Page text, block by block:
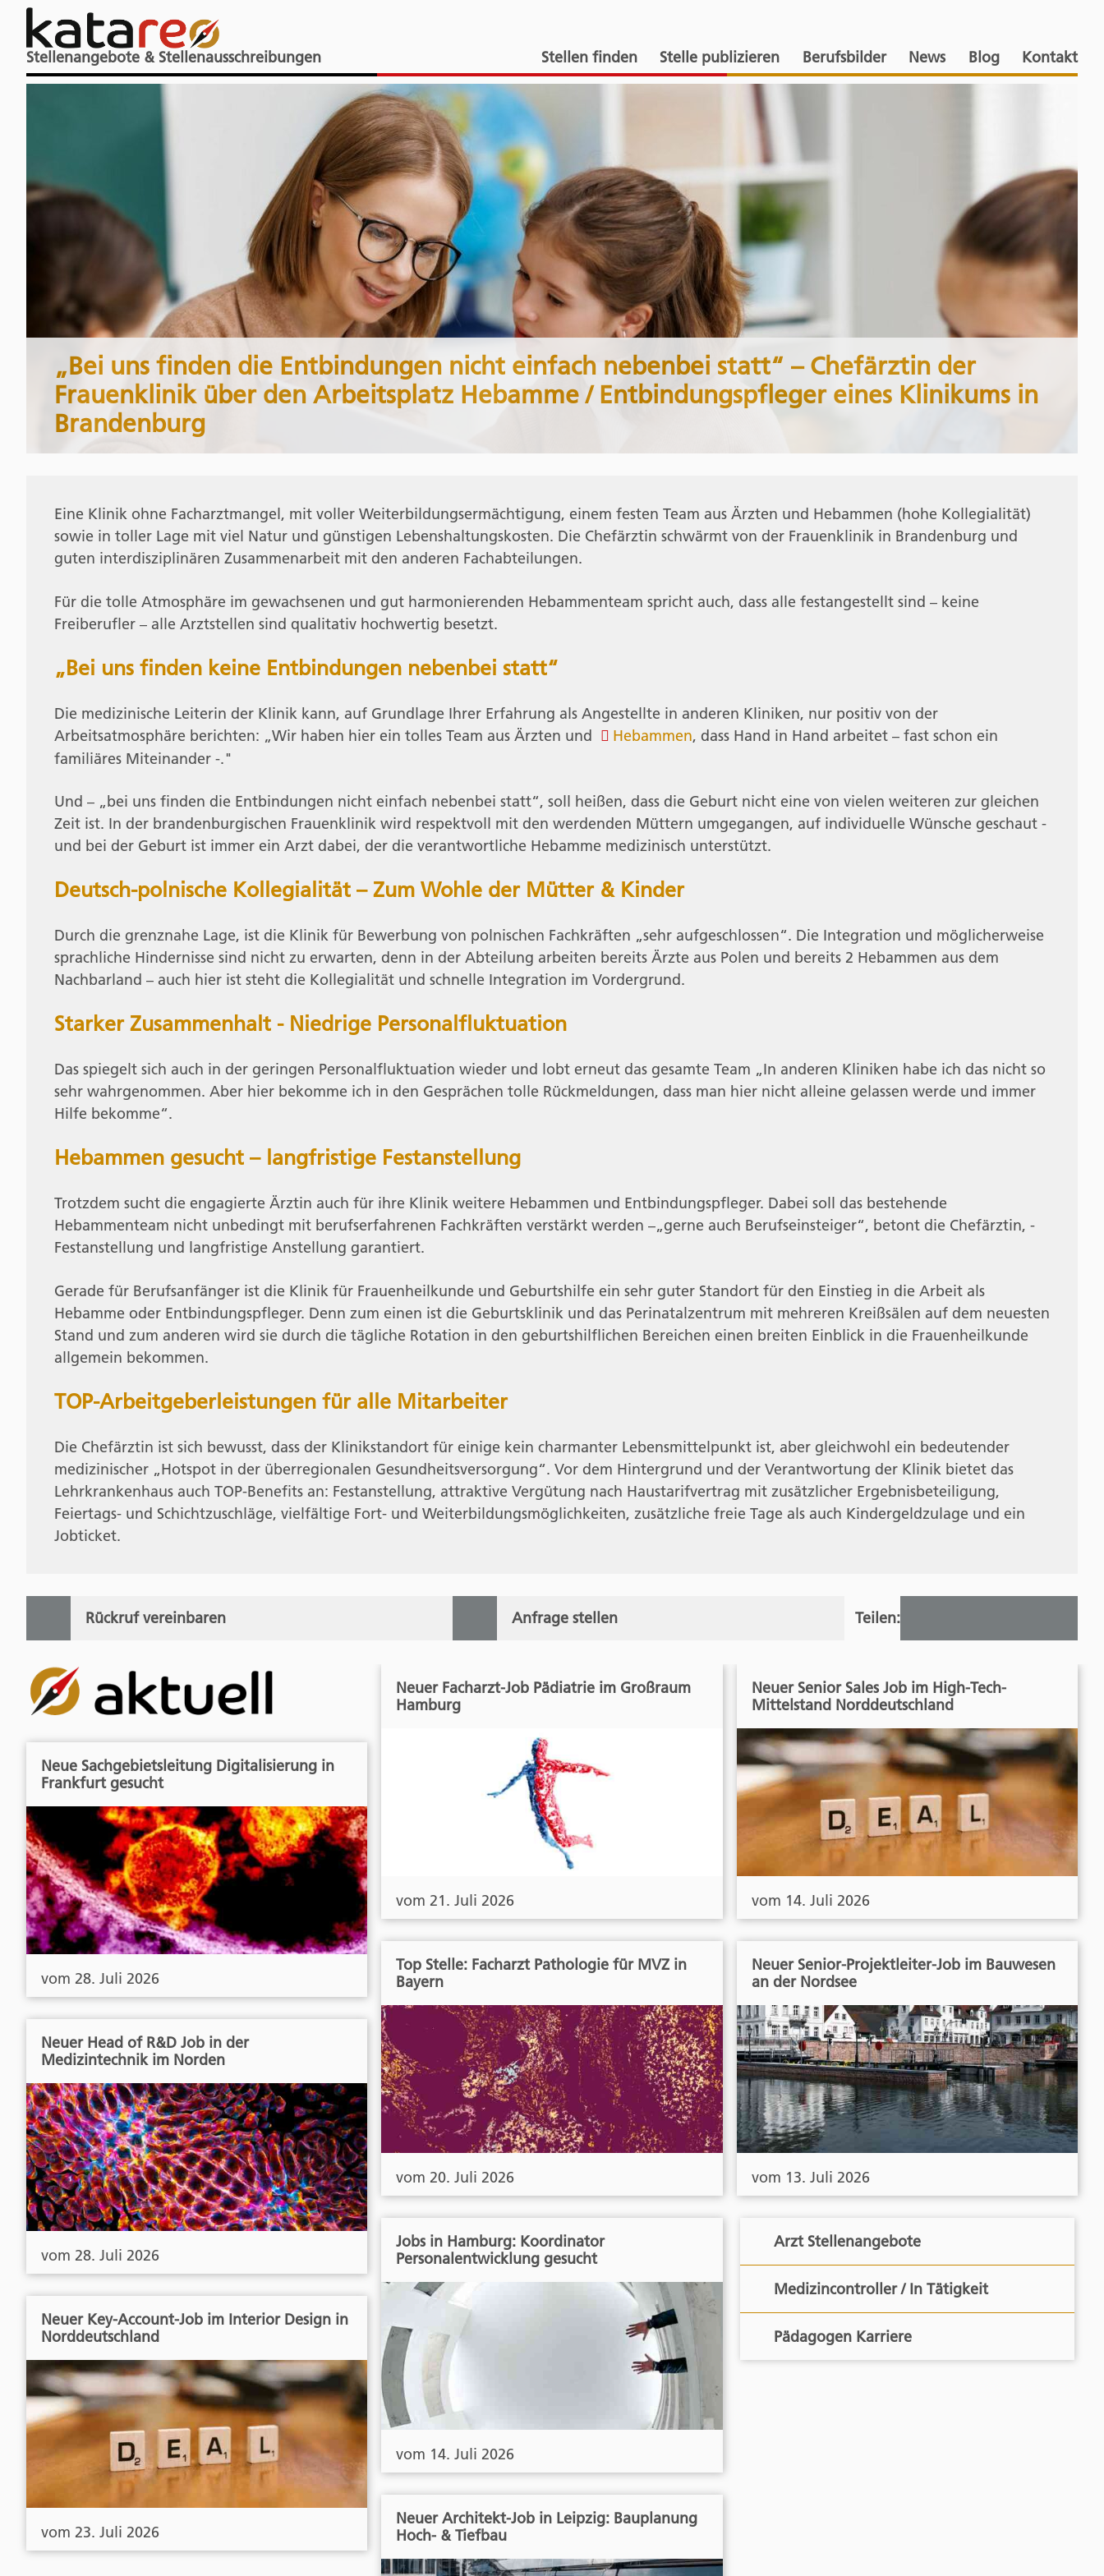
Stellenangebote & Stellenausschreibungen Stellen finden Stelle publizieren Berufsbilder News Blog Kontakt
„Bei uns finden die Entbindungen nicht einfach nebenbei statt“ – Chefärztin der
Frauenklinik über den Arbeitsplatz Hebamme / Entbindungspfleger eines Klinikums in
Brandenburg
Eine Klinik ohne Facharztmangel, mit voller Weiterbildungsermächtigung, einem festen Team aus Ärzten und Hebammen (hohe Kollegialität)
sowie in toller Lage mit viel Natur und günstigen Lebenshaltungskosten. Die Chefärztin schwärmt von der Frauenklinik in Brandenburg und
guten interdisziplinären Zusammenarbeit mit den anderen Fachabteilungen.
Für die tolle Atmosphäre im gewachsenen und gut harmonierenden Hebammenteam spricht auch, dass alle festangestellt sind – keine
Freiberufler – alle Arztstellen sind qualitativ hochwertig besetzt.
„Bei uns finden keine Entbindungen nebenbei statt“
Die medizinische Leiterin der Klinik kann, auf Grundlage Ihrer Erfahrung als Angestellte in anderen Kliniken, nur positiv von der
Arbeitsatmosphäre berichten: „Wir haben hier ein tolles Team aus Ärzten und
Hebammen, dass Hand in Hand arbeitet – fast schon ein
familiäres Miteinander -."
Und – „bei uns finden die Entbindungen nicht einfach nebenbei statt“, soll heißen, dass die Geburt nicht eine von vielen weiteren zur gleichen
Zeit ist. In der brandenburgischen Frauenklinik wird respektvoll mit den werdenden Müttern umgegangen, auf individuelle Wünsche geschaut -
und bei der Geburt ist immer ein Arzt dabei, der die verantwortliche Hebamme medizinisch unterstützt.
Deutsch-polnische Kollegialität – Zum Wohle der Mütter & Kinder
Durch die grenznahe Lage, ist die Klinik für Bewerbung von polnischen Fachkräften „sehr aufgeschlossen“. Die Integration und möglicherweise
sprachliche Hindernisse sind nicht zu erwarten, denn in der Abteilung arbeiten bereits Ärzte aus Polen und bereits 2 Hebammen aus dem
Nachbarland – auch hier ist steht die Kollegialität und schnelle Integration im Vordergrund.
Starker Zusammenhalt - Niedrige Personalfluktuation
Das spiegelt sich auch in der geringen Personalfluktuation wieder und lobt erneut das gesamte Team „In anderen Kliniken habe ich das nicht so
sehr wahrgenommen. Aber hier bekomme ich in den Gesprächen tolle Rückmeldungen, dass man hier nicht alleine gelassen werde und immer
Hilfe bekomme“.
Hebammen gesucht – langfristige Festanstellung
Trotzdem sucht die engagierte Ärztin auch für ihre Klinik weitere Hebammen und Entbindungspfleger. Dabei soll das bestehende
Hebammenteam nicht unbedingt mit berufserfahrenen Fachkräften verstärkt werden –„gerne auch Berufseinsteiger“, betont die Chefärztin, -
Festanstellung und langfristige Anstellung garantiert.
Gerade für Berufsanfänger ist die Klinik für Frauenheilkunde und Geburtshilfe ein sehr guter Standort für den Einstieg in die Arbeit als
Hebamme oder Entbindungspfleger. Denn zum einen ist die Geburtsklinik und das Perinatalzentrum mit mehreren Kreißsälen auf dem neuesten
Stand und zum anderen wird sie durch die tägliche Rotation in den geburtshilflichen Bereichen einen breiten Einblick in die Frauenheilkunde
allgemein bekommen.
TOP-Arbeitgeberleistungen für alle Mitarbeiter
Die Chefärztin ist sich bewusst, dass der Klinikstandort für einige kein charmanter Lebensmittelpunkt ist, aber gleichwohl ein bedeutender
medizinischer „Hotspot in der überregionalen Gesundheitsversorgung“. Vor dem Hintergrund und der Verantwortung der Klinik bietet das
Lehrkrankenhaus auch TOP-Benefits an: Festanstellung, attraktive Vergütung nach Haustarifvertrag mit zusätzlicher Ergebnisbeteiligung,
Feiertags- und Schichtzuschläge, vielfältige Fort- und Weiterbildungsmöglichkeiten, zusätzliche freie Tage als auch Kindergeldzulage und ein
Jobticket.
Rückruf vereinbaren Anfrage stellen Teilen:
Neue Sachgebietsleitung Digitalisierung in
Frankfurt gesucht
vom 28. Juli 2026
Neuer Head of R&D Job in der
Medizintechnik im Norden
vom 28. Juli 2026
Neuer Key-Account-Job im Interior Design in
Norddeutschland
vom 23. Juli 2026
Neuer Facharzt-Job Pädiatrie im Großraum
Hamburg
vom 21. Juli 2026
Top Stelle: Facharzt Pathologie für MVZ in
Bayern
vom 20. Juli 2026
Jobs in Hamburg: Koordinator
Personalentwicklung gesucht
vom 14. Juli 2026
Neuer Architekt-Job in Leipzig: Bauplanung
Hoch- & Tiefbau
Neuer Senior Sales Job im High-Tech-
Mittelstand Norddeutschland
vom 14. Juli 2026
Neuer Senior-Projektleiter-Job im Bauwesen
an der Nordsee
vom 13. Juli 2026
Arzt Stellenangebote
Medizincontroller / In Tätigkeit
Pädagogen Karriere